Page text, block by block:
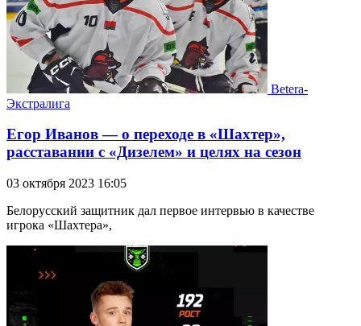
Betera-
Экстралига
Егор Иванов — о переходе в «Шахтер»,
расставании с «Дизелем» и целях на сезон
03 октября 2023 16:05
Белорусский защитник дал первое интервью в качестве
игрока «Шахтера»,